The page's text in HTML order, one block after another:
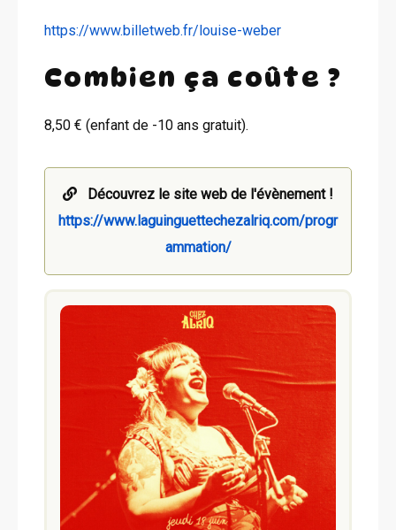
https://www.billetweb.fr/louise-weber
Combien ça coûte ?
8,50 € (enfant de -10 ans gratuit).
Découvrez le site web de l'évènement !
https://www.laguinguettechezalriq.com/progr
ammation/